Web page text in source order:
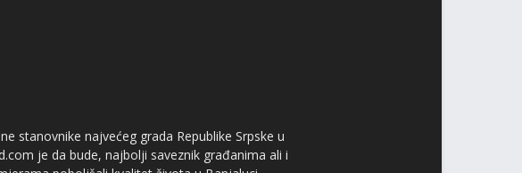
stanovnike najvećeg grada Republike Srpske u
je da bude, najbolji saveznik građanima ali i